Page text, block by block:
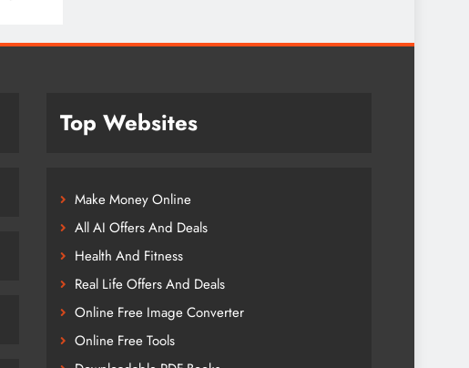
Top Websites
Make Money Online
All AI Offers And Deals
Health And Fitness
Real Life Offers And Deals
Online Free Image Converter
Online Free Tools